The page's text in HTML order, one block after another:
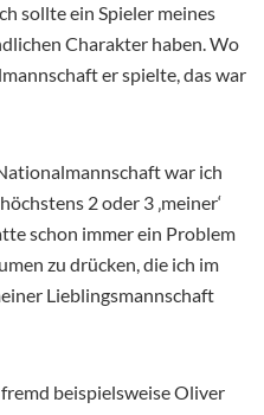
sollte ein Spieler meines
Charakter haben. Wo
er spielte, das war
war ich
2 oder 3 ‚meiner‘
schon immer ein Problem
zu drücken, die ich im
Lieblingsmannschaft
beispielsweise Oliver